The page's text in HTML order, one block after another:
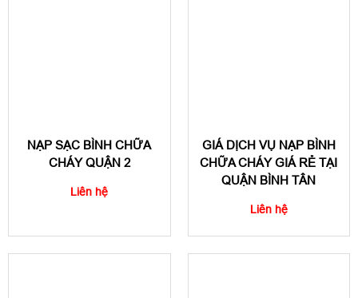
NẠP SẠC BÌNH CHỮA
CHÁY QUẬN 2
Liên hệ
GIÁ DỊCH VỤ NẠP BÌNH
CHỮA CHÁY GIÁ RẺ TẠI
QUẬN BÌNH TÂN
Liên hệ